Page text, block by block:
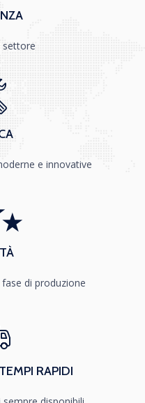
settore
e innovative
di produzione
RAPIDI